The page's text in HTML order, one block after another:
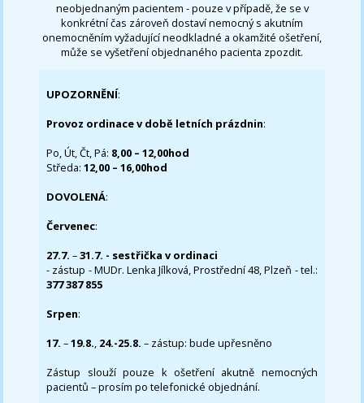
neobjednaným pacientem - pouze v případě, že se v
konkrétní čas zároveň dostaví nemocný s akutním
onemocněním vyžadující neodkladné a okamžité ošetření,
může se vyšetření objednaného pacienta zpozdit.
UPOZORNĚNÍ:
Provoz ordinace v době letních prázdnin:
Po, Út, Čt, Pá: 8,00 – 12,00hod
Středa:12,00 – 16,00hod
DOVOLENÁ:
Červenec:
27.7.–31.7. - sestřička v ordinaci
- zástup - MUDr. Lenka Jílková, Prostřední 48, Plzeň - tel.:
377 387 855
Srpen:
17. –19.8., 24.-25.8. – zástup: bude upřesněno
Zástup slouží pouze k ošetření akutně nemocných
pacientů – prosím po telefonické objednání.